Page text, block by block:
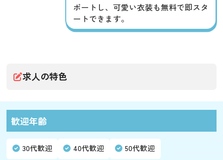
ポートし、可愛い衣装も無料で即スタ
ートできます。
求人の特色
歓迎年齢
30代歓迎 40代歓迎 50代歓迎